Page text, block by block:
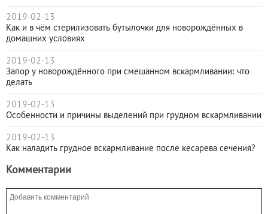
2019-02-13
Как и в чём стерилизовать бутылочки для новорождённых в
домашних условиях
2019-02-13
Запор у новорождённого при смешанном вскармливании: что
делать
2019-02-13
Особенности и причины выделений при грудном вскармливании
2019-02-13
Как наладить грудное вскармливание после кесарева сечения?
Комментарии